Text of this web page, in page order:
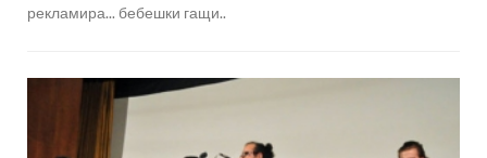
рекламира... бебешки гащи..